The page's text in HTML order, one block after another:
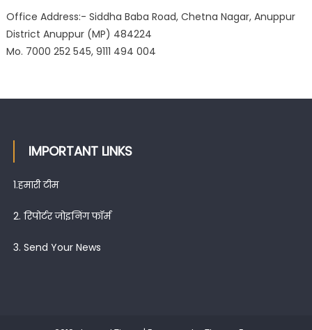
Office Address:- Siddha Baba Road, Chetna Nagar, Anuppur
District Anuppur (MP) 484224
Mo. 7000 252 545, 9111 494 004
IMPORTANT LINKS
1.हमारी टीम
2. रिपोर्टर जोइनिंग फॉर्म
3. Send Your News